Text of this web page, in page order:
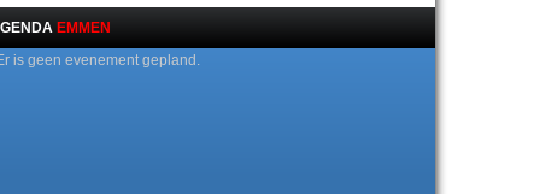
EMMEN
is geen evenement gepland.